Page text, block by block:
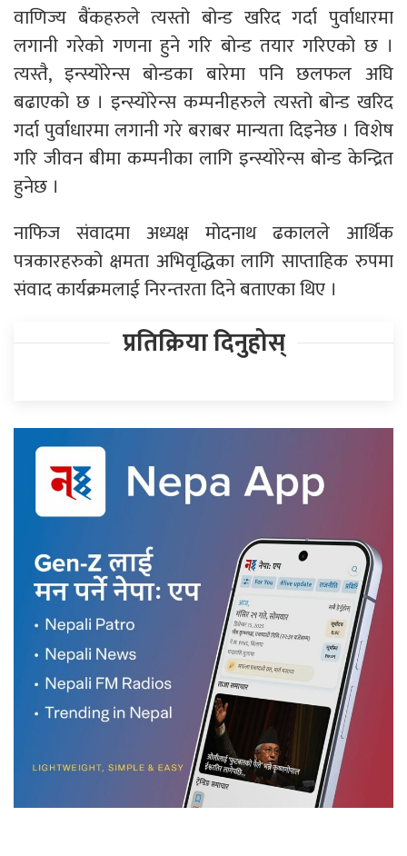
वाणिज्य बैंकहरुले त्यस्तो बोन्ड खरिद गर्दा पुर्वाधारमा
लगानी गरेको गणना हुने गरि बोन्ड तयार गरिएको छ ।
त्यस्तै, इन्स्योरेन्स बोन्डका बारेमा पनि छलफल अघि
बढाएको छ । इन्स्योरेन्स कम्पनीहरुले त्यस्तो बोन्ड खरिद
गर्दा पुर्वाधारमा लगानी गरे बराबर मान्यता दिइनेछ । विशेष
गरि जीवन बीमा कम्पनीका लागि इन्स्योरेन्स बोन्ड केन्द्रित
हुनेछ ।
नाफिज संवादमा अध्यक्ष मोदनाथ ढकालले आर्थिक
पत्रकारहरुको क्षमता अभिवृद्धिका लागि साप्ताहिक रुपमा
संवाद कार्यक्रमलाई निरन्तरता दिने बताएका थिए ।
प्रतिक्रिया दिनुहोस्